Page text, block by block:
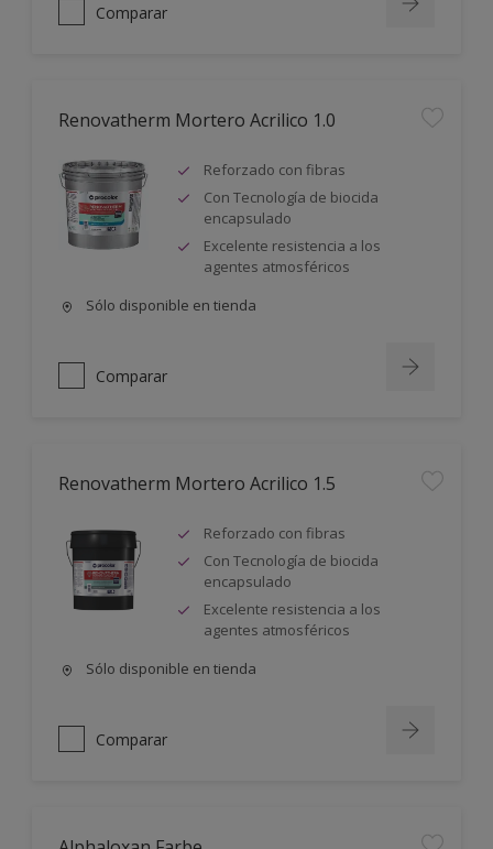
Comparar
Renovatherm Mortero Acrilico 1.0
Reforzado con fibras
Con Tecnología de biocida
encapsulado
Excelente resistencia a los
agentes atmosféricos
Sólo disponible en tienda
Comparar
Renovatherm Mortero Acrilico 1.5
Reforzado con fibras
Con Tecnología de biocida
encapsulado
Excelente resistencia a los
agentes atmosféricos
Sólo disponible en tienda
Comparar